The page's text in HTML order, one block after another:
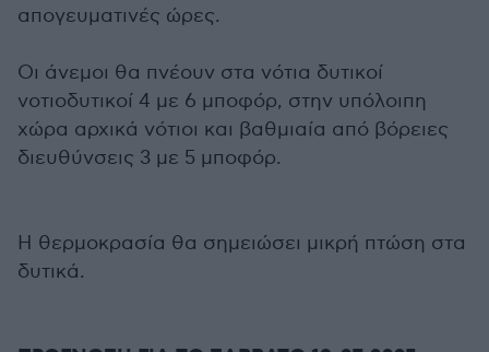
απογευματινές ώρες.
Οι άνεμοι θα πνέουν στα νότια δυτικοί
νοτιοδυτικοί 4 με 6 μποφόρ, στην υπόλοιπη
χώρα αρχικά νότιοι και βαθμιαία από βόρειες
διευθύνσεις 3 με 5 μποφόρ.
Η θερμοκρασία θα σημειώσει μικρή πτώση στα
δυτικά.